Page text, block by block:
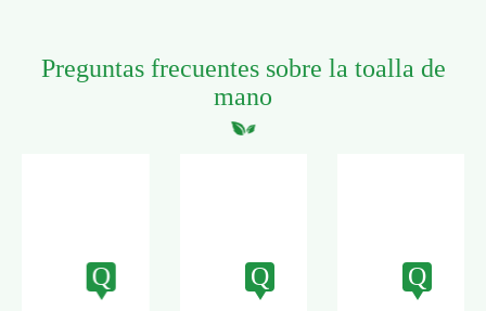
Preguntas frecuentes sobre la toalla de
mano
Q Q Q